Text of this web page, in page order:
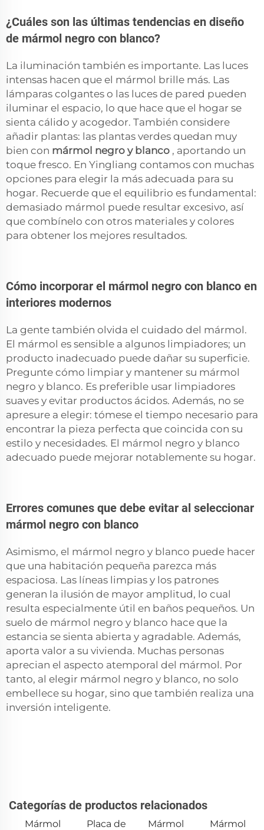
¿Cuáles son las últimas tendencias en diseño
de mármol negro con blanco?
La iluminación también es importante. Las luces
intensas hacen que el mármol brille más. Las
lámparas colgantes o las luces de pared pueden
iluminar el espacio, lo que hace que el hogar se
sienta cálido y acogedor. También considere
añadir plantas: las plantas verdes quedan muy
bien con mármol negro y blanco , aportando un
toque fresco. En Yingliang contamos con muchas
opciones para elegir la más adecuada para su
hogar. Recuerde que el equilibrio es fundamental:
demasiado mármol puede resultar excesivo, así
que combínelo con otros materiales y colores
para obtener los mejores resultados.
Cómo incorporar el mármol negro con blanco en
interiores modernos
La gente también olvida el cuidado del mármol.
El mármol es sensible a algunos limpiadores; un
producto inadecuado puede dañar su superficie.
Pregunte cómo limpiar y mantener su mármol
negro y blanco. Es preferible usar limpiadores
suaves y evitar productos ácidos. Además, no se
apresure a elegir: tómese el tiempo necesario para
encontrar la pieza perfecta que coincida con su
estilo y necesidades. El mármol negro y blanco
adecuado puede mejorar notablemente su hogar.
Errores comunes que debe evitar al seleccionar
mármol negro con blanco
Asimismo, el mármol negro y blanco puede hacer
que una habitación pequeña parezca más
espaciosa. Las líneas limpias y los patrones
generan la ilusión de mayor amplitud, lo cual
resulta especialmente útil en baños pequeños. Un
suelo de mármol negro y blanco hace que la
estancia se sienta abierta y agradable. Además,
aporta valor a su vivienda. Muchas personas
aprecian el aspecto atemporal del mármol. Por
tanto, al elegir mármol negro y blanco, no solo
embellece su hogar, sino que también realiza una
inversión inteligente.
Categorías de productos relacionados
Mármol
Placa de
Mármol
Mármol